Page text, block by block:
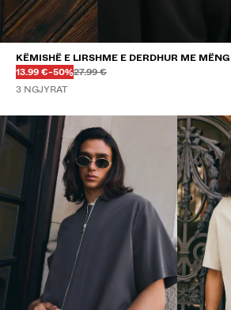
KËMISHË E LIRSHME E DERDHUR ME
ÇMIMI ME ZBRITJE
13.99 €ZBRITJE PREJ
-50%Më parë
27.99 €
Më parë
3 NGJYRAT